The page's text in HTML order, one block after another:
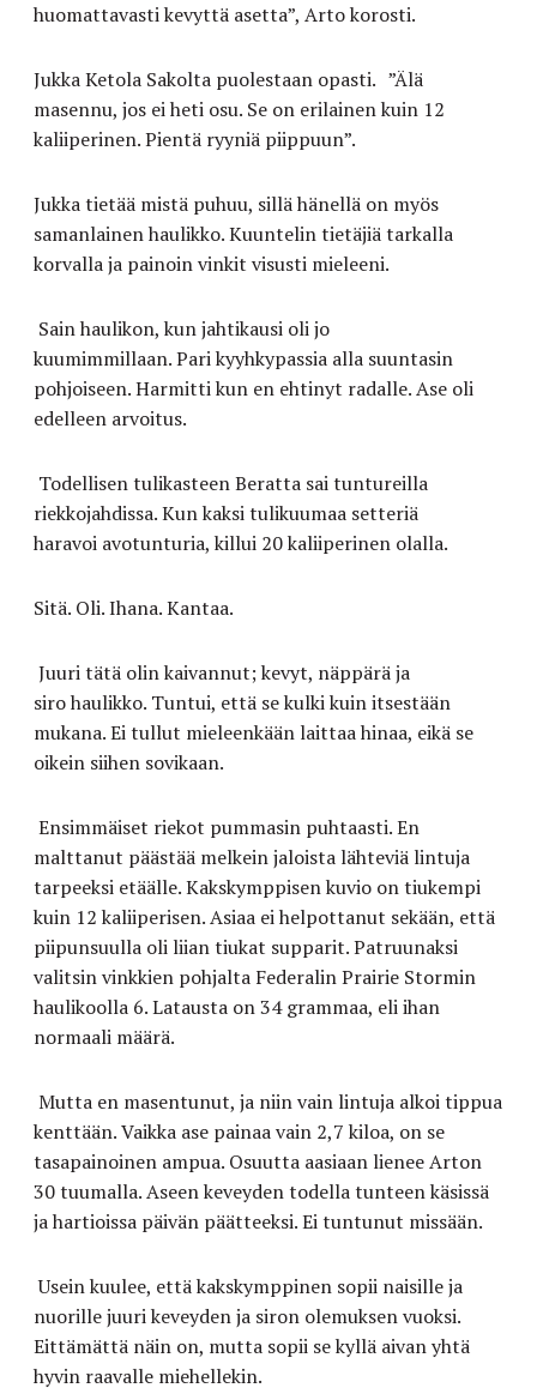
huomattavasti kevyttä asetta”, Arto korosti.
Jukka Ketola Sakolta puolestaan opasti. ”Älä
masennu, jos ei heti osu. Se on erilainen kuin 12
kaliiperinen. Pientä ryyniä piippuun”.
Jukka tietää mistä puhuu, sillä hänellä on myös
samanlainen haulikko.Kuuntelin tietäjiä tarkalla
korvalla ja painoin vinkit visusti mieleeni.
Sain haulikon, kun jahtikausi oli jo
kuumimmillaan.Pari kyyhkypassia alla suuntasin
pohjoiseen.Harmitti kun en ehtinyt radalle. Ase oli
edelleen arvoitus.
Todellisen tulikasteen Beratta sai tuntureilla
riekkojahdissa.Kun kaksi tulikuumaa setteriä
haravoi avotunturia, killui 20 kaliiperinen olalla.
Sitä. Oli. Ihana. Kantaa.
Juuri tätä olin kaivannut; kevyt, näppärä ja
sirohaulikko. Tuntui, että se kulki kuin itsestään
mukana.Ei tullut mieleenkään laittaa hinaa, eikä se
oikein siihen sovikaan.
Ensimmäiset riekot pummasin puhtaasti. En
malttanut päästää melkein jaloista lähteviä lintuja
tarpeeksi etäälle. Kakskymppisen kuvio on tiukempi
kuin 12 kaliiperisen.Asiaa ei helpottanut sekään, että
piipunsuulla oli liian tiukat supparit. Patruunaksi
valitsin vinkkien pohjalta FederalinPrairie Stormin
haulikoolla 6. Latausta on 34grammaa, eli ihan
normaali määrä.
Mutta en masentunut, ja niin vain lintuja alkoi tippua
kenttään. Vaikka ase painaavain 2,7 kiloa, on se
tasapainoinen ampua. Osuutta aasiaan lienee Arton
30 tuumalla. Aseen keveyden todella tunteen käsissä
ja hartioissa päivän päätteeksi.Ei tuntunut missään.
Usein kuulee, että kakskymppinen sopii naisille ja
nuorille juuri keveyden ja siron olemuksen vuoksi.
Eittämättä näin on, mutta sopii se kyllä aivan yhtä
hyvin raavalle miehellekin.